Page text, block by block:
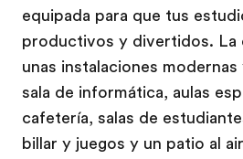
equipada para que tus
productivos y divertidos. La
unas instalaciones
sala de informática, aulas
cafetería, salas de
billar y juegos y un patio al